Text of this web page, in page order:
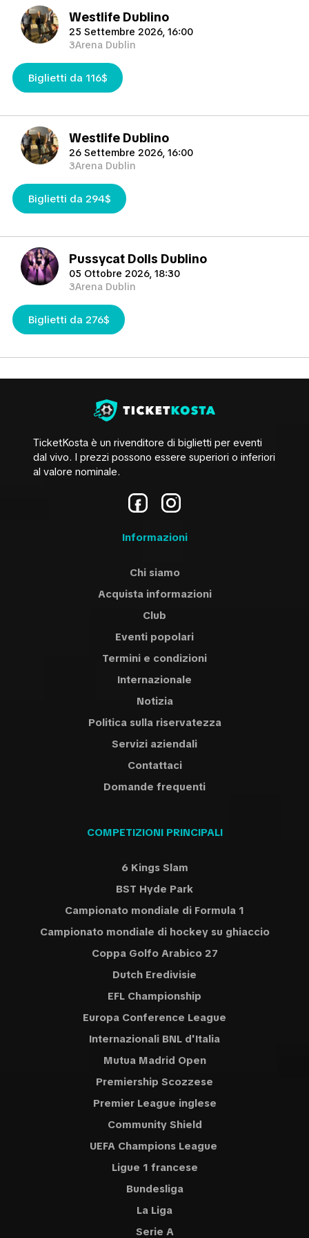
Westlife Dublino
25 Settembre 2026, 16:00
3Arena Dublin
Biglietti da 116$
Westlife Dublino
26 Settembre 2026, 16:00
3Arena Dublin
Biglietti da 294$
Pussycat Dolls Dublino
05 Ottobre 2026, 18:30
3Arena Dublin
Biglietti da 276$
TicketKosta è un rivenditore di biglietti per eventi
dal vivo. I prezzi possono essere superiori o inferiori
al valore nominale.
Informazioni
Chi siamo
Acquista informazioni
Сlub
Eventi popolari
Termini e condizioni
Internazionale
Notizia
Politica sulla riservatezza
Servizi aziendali
Contattaci
Domande frequenti
COMPETIZIONI PRINCIPALI
6 Kings Slam
BST Hyde Park
Campionato mondiale di Formula 1
Campionato mondiale di hockey su ghiaccio
Coppa Golfo Arabico 27
Dutch Eredivisie
EFL Championship
Europa Conference League
Internazionali BNL d'Italia
Mutua Madrid Open
Premiership Scozzese
Premier League inglese
Community Shield
UEFA Champions League
Ligue 1 francese
Bundesliga
La Liga
Serie A